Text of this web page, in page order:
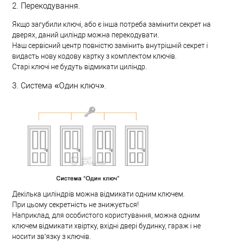
2. Перекодування.
Якщо загубили ключі, або є інша потреба замінити секрет на
дверях, даний циліндр можна перекодувати.
Наш сервісний центр повністю замінить внутрішній секрет і
видасть нову кодову картку з комплектом ключів.
Старі ключі не будуть відмикати циліндр.
3. Система «Один ключ».
Декілька циліндрів можна відмикати одним ключем.
При цьому секретність не знижується!
Наприклад, для особистого користування, можна одним
ключем відмикати хвіртку, вхідні двері будинку, гараж і не
носити зв’язку з ключів.